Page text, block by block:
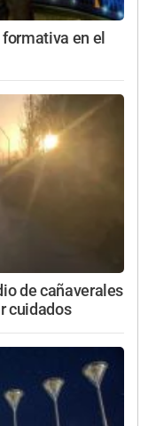
en el
de cañaverales
cuidados